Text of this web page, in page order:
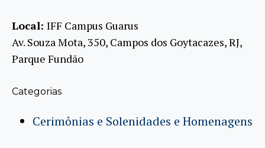
Local: IFF Campus Guarus
Av. Souza Mota, 350, Campos dos Goytacazes, RJ,
Parque Fundão
Categorias
Cerimônias e Solenidades e Homenagens